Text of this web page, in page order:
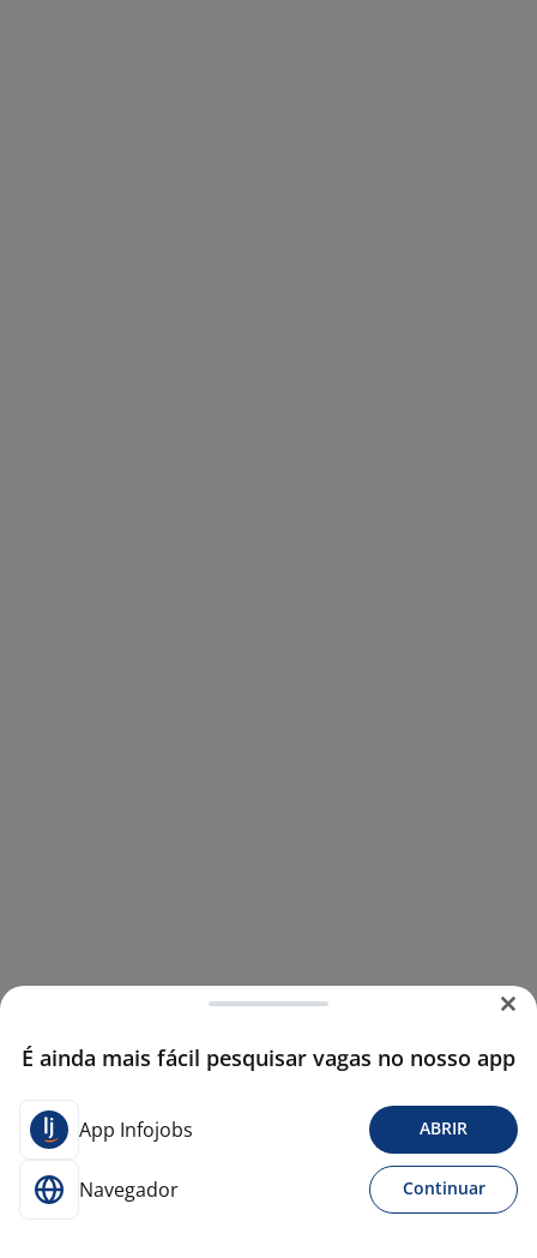
É ainda mais fácil pesquisar vagas no nosso app
App Infojobs ABRIR
Navegador Continuar